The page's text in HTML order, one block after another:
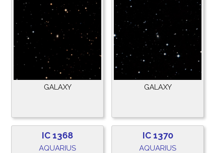
GALAXY GALAXY
IC 1368
AQUARIUS
IC 1370
AQUARIUS